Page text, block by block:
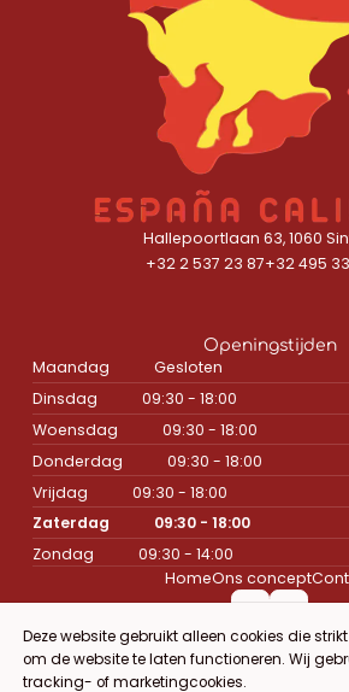
Hallepoortlaan 63, 1060
+32 2 537 23 87+32 495
Openingstijden
Maandag
Gesloten
Dinsdag
09:30 - 18:00
Woensdag
09:30 - 18:00
Donderdag
09:30 - 18:00
Vrijdag
09:30 - 18:00
Zaterdag
09:30 - 18:00
Zondag
09:30 - 14:00
HomeOns concept
© Espana Calidade 2026
Deze website gebruikt alleen cookies die
om de website te laten functioneren. Wij
tracking- of marketingcookies.